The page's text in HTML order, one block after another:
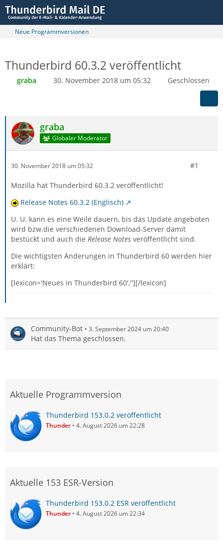
Neue Programmversionen
Thunderbird 60.3.2 veröffentlicht
graba 30. November 2018 um 05:32 Geschlossen
graba
Globaler Moderator
30. November 2018 um 05:32 #1
Mozilla hat Thunderbird 60.3.2 veröffentlicht!
Release Notes 60.3.2 (Englisch)
U. U. kann es eine Weile dauern, bis das Update angeboten
wird bzw.die verschiedenen Download-Server damit
bestückt und auch die Release Notes veröffentlicht sind.
Die wichtigsten Änderungen in Thunderbird 60 werden hier
erklärt:
[lexicon='Neues in Thunderbird 60',''][/lexicon]
Community-Bot 3. September 2024 um 20:40
Hat das Thema geschlossen.
Aktuelle Programmversion
Thunderbird 153.0.2 veröffentlicht
Thunder 4. August 2026 um 22:28
Aktuelle 153 ESR-Version
Thunderbird 153.0.2 ESR veröffentlicht
Thunder 4. August 2026 um 22:34